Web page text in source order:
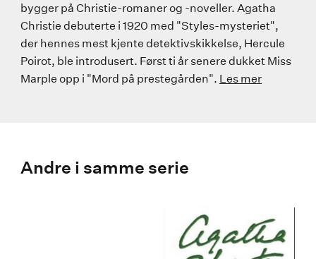
bygger på Christie-romaner og -noveller. Agatha
Christie debuterte i 1920 med "Styles-mysteriet",
der hennes mest kjente detektivskikkelse, Hercule
Poirot, ble introdusert. Først ti år senere dukket Miss
Marple opp i "Mord på prestegården". Les mer
Andre i samme serie